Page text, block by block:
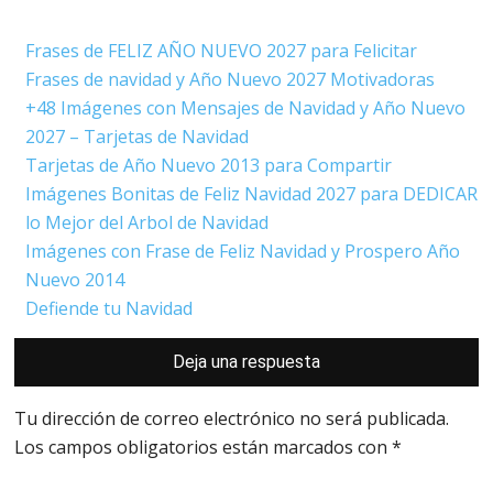
Frases de FELIZ AÑO NUEVO 2027 para Felicitar
Frases de navidad y Año Nuevo 2027 Motivadoras
+48 Imágenes con Mensajes de Navidad y Año Nuevo
2027 – Tarjetas de Navidad
Tarjetas de Año Nuevo 2013 para Compartir
Imágenes Bonitas de Feliz Navidad 2027 para DEDICAR
lo Mejor del Arbol de Navidad
Imágenes con Frase de Feliz Navidad y Prospero Año
Nuevo 2014
Defiende tu Navidad
los
lectores
Deja una respuesta
Tu dirección de correo electrónico no será publicada.
Los campos obligatorios están marcados con*